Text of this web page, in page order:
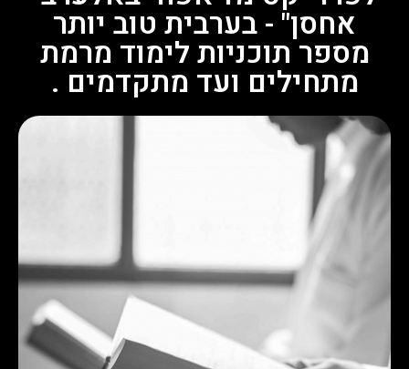
אחסן" - בערבית טוב יותר
מספר תוכניות לימוד מרמת
מתחילים ועד מתקדמים .